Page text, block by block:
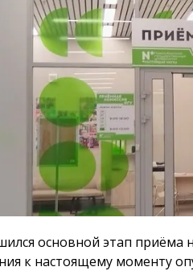
основной этап
к настоящему моменту